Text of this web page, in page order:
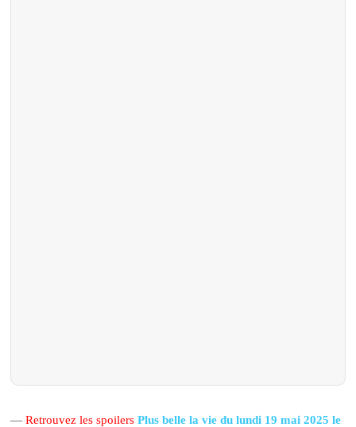
—Retrouvez les spoilersPlus belle la vie du lundi 19 mai 2025 le